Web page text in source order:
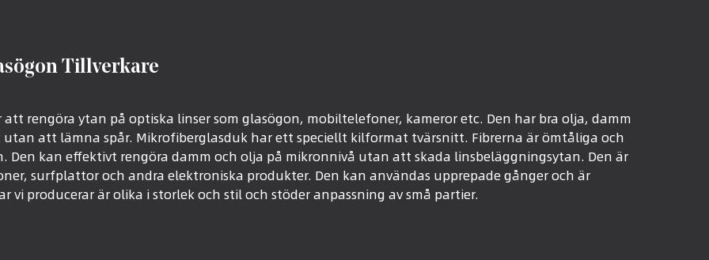
Tillverkare
att rengöra ytan på optiska linser som glasögon, mobiltelefoner, kameror etc. Den har bra olja, damm
att lämna spår. Mikrofiberglasduk har ett speciellt kilformat tvärsnitt. Fibrerna är ömtåliga och
Den kan effektivt rengöra damm och olja på mikronnivå utan att skada linsbeläggningsytan. Den är
surfplattor och andra elektroniska produkter. Den kan användas upprepade gånger och är
vi producerar är olika i storlek och stil och stöder anpassning av små partier.